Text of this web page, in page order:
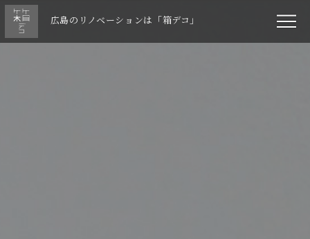
広島のリノベーションは「箱デコ」